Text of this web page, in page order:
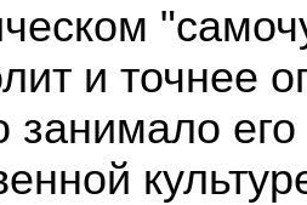
и точнее
занимало его